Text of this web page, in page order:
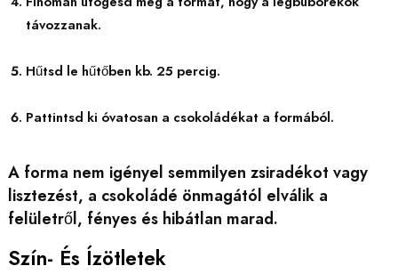
távozzanak.
Hűtsd le hűtőben kb. 25 percig.
Pattintsd ki óvatosan a csokoládékat a formából.
A forma nem igényel semmilyen zsiradékot vagy
lisztezést, a csokoládé önmagától elválik a
felületről, fényes és hibátlan marad.
Szín- És Ízötletek